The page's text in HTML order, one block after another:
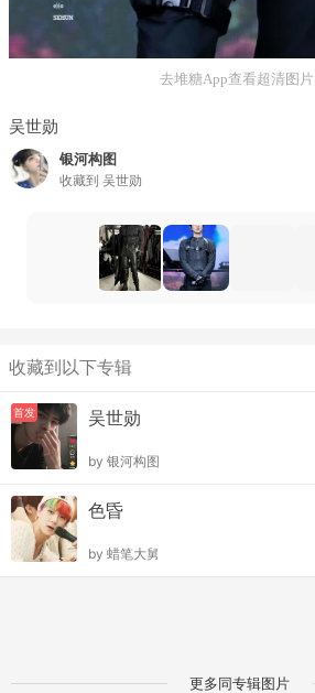
去堆糖App查看超清图片
吴世勋
银河构图
收藏到 吴世勋
收藏到以下专辑
首发 吴世勋
by 银河构图
色昏
by 蜡笔大舅
更多同专辑图片